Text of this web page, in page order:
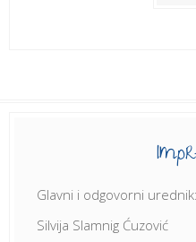
Glavni i odgovorni urednik:
Silvija Slamnig Ćuzović